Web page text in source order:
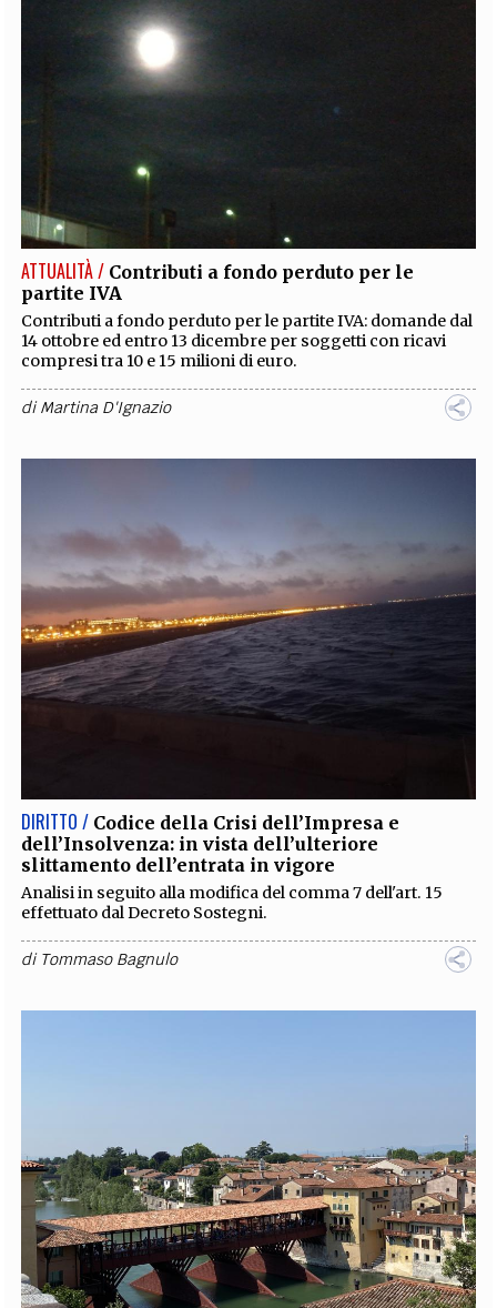
ATTUALITÀ / Contributi a fondo perduto per le
partite IVA
Contributi a fondo perduto per le partite IVA: domande dal
14 ottobre ed entro 13 dicembre per soggetti con ricavi
compresi tra 10 e 15 milioni di euro.
diMartina D'Ignazio
DIRITTO / Codice della Crisi dell’Impresa e
dell’Insolvenza: in vista dell’ulteriore
slittamento dell’entrata in vigore
Analisi in seguito alla modifica del comma 7 dell'art. 15
effettuato dal Decreto Sostegni.
di Tommaso Bagnulo